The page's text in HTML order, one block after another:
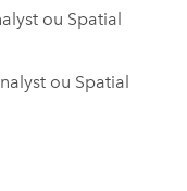
ou Spatial
ou Spatial